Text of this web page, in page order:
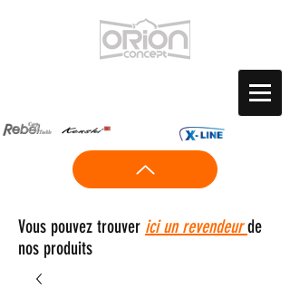
Vous pouvez trouver ici un revendeurde
nos produits